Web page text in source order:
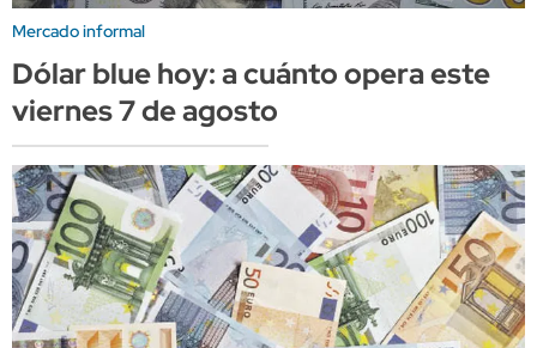
Mercado informal
Dólar blue hoy: a cuánto opera este
viernes 7 de agosto